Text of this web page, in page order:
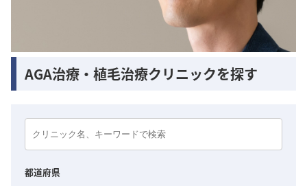
AGA治療・植毛治療クリニックを探す
都道府県